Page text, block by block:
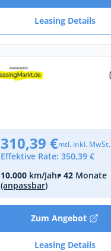
Leasing Details
310,39 €mtl. inkl. MwSt.
Effektive Rate: 350,39 €
10.000 km/Jahr• 42 Monate
(anpassbar)
Zum Angebot
Leasing Details